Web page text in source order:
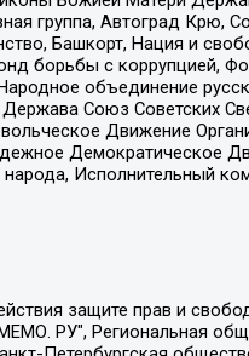
группа, Автоград Крю,
Башкорт, Нация и
борьбы с коррупцией,
объединение
Союз Советских
Движение
Демократическое
Исполнительный
Дмитриевна, Автономная некоммерческая организация по защите прав человека и информированию населения "Якутия – Наше Мнение", Общество с ограниченной ответственностью "Москоу диджитал медиа", с 26.01.2023 Общество с ограниченной ответственностью "Чайка Белые сады", Ветошкина Валерия Валерьевна, Заговора Максим Александрович, Межрегиональное общественное движение "Российская ЛГБТ - сеть", Оленичев Максим Владимирович, Павлов Иван Юрьевич, Скворцова Елена Сергеевна, Общество с ограниченной ответственностью "Как бы инагент", Кочетков Игорь Викторович, Общество с ограниченной ответственностью "Честные выборы", Еланчик Олег Александрович, Общество с ограниченной ответственностью "Нобелевский призыв", Гималова Регина Эмилевна, Григорьев Андрей Валерьевич, Григорьева Алина Александровна, Ассоциация по содействию защите прав призывников, альтернативнослужащих и военнослужащих "Правозащитная группа "Гражданин.Армия.Право", Хисамова Регина Фаритовна, Автономная некоммерческая организация по реализации социально-правовых программ "Лилит", Дальневосточное общественное движение "Маяк", Санкт-Петербургская ЛГБТ-инициативная группа "Выход", Инициативная группа ЛГБТ+ "Реверс", Алексеев Андрей Викторович, Бекбулатова Таисия Львовна, Беляев Иван Михайлович, Владыкина Елена Сергеевна, Гельман Марат Александрович, Никульшина Вероника Юрьевна, Толоконникова Надежда Андреевна, Шендерович Виктор Анатольевич, Общество с ограниченной ответственностью "Данное сообщение", Общество с ограниченной ответственностью Издательский дом "Новая глава",